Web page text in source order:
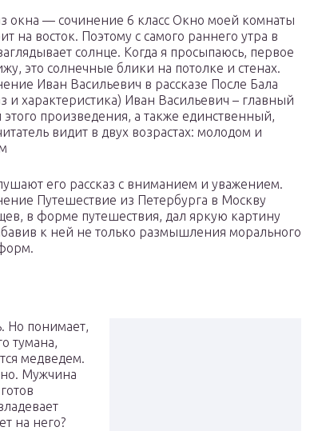
окна — сочинение 6 класс Окно моей комнаты
на восток. Поэтому с самого раннего утра в
солнце. Когда я просыпаюсь, первое
это солнечные блики на потолке и стенах.
Иван Васильевич в рассказе После Бала
и характеристика) Иван Васильевич – главный
этого произведения, а также единственный,
видит в двух возрастах: молодом и
его рассказ с вниманием и уважением.
Путешествие из Петербурга в Москву
в форме путешествия, дал яркую картину
к ней не только размышления морального
Но понимает,
тумана,
медведем.
Мужчина
на него?